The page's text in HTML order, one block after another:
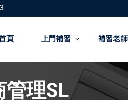
頁 上門補習 補習老師
理SL
註冊